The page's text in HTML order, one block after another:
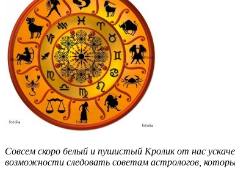
Совсем скоро белый и пушистый Кролик от нас
возможности следовать советам астрологов,